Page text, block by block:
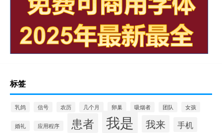
标签
乳鸽 信号 农历 几个月 卵巢 吸烟者 团队 女孩
婚礼 应用程序 患者 我是 我来 手机